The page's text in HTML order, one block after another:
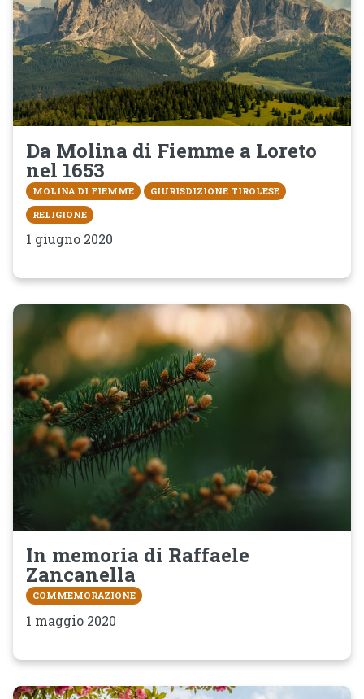
Da Molina di Fiemme a Loreto
nel 1653
MOLINA DI FIEMME
GIURISDIZIONE TIROLESE
RELIGIONE
1 giugno 2020
In memoria di Raffaele
Zancanella
COMMEMORAZIONE
1 maggio 2020